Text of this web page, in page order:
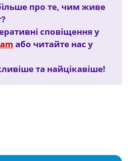
про те, чим живе
сповіщення у
або читайте нас у
та найцікавіше!